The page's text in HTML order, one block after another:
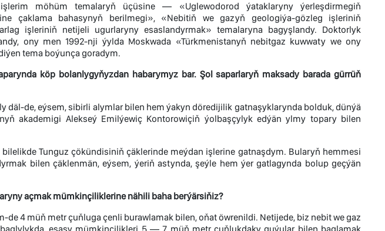
möhüm temalaryň üçüsine — «Uglewodorod ýataklaryny ýerleşdirmegiň
çaklama bahasynyň berilmegi», «Nebitiň we gazyň geologiýa-gözleg işleriniň
işleriniň netijeli ugurlaryny esaslandyrmak» temalaryna bagyşlandy. Doktorlyk
ony men 1992-nji ýylda Moskwada «Türkmenistanyň nebitgaz kuwwaty we ony
tema boýunça goradym.
köp bolanlygyňyzdan habarymyz bar. Şol saparlaryň maksady barada gürrüň
de, eýsem, sibirli alymlar bilen hem ýakyn döredijilik gatnaşyklarynda bolduk, dünýä
akademigi Alekseý Emilýewiç Kontorowiçiň ýolbaşçylyk edýän ylmy topary bilen
Tunguz çökündisiniň çäklerinde meýdan işlerine gatnaşdym. Bularyň hemmesi
bilen çäklenmän, eýsem, ýeriň astynda, şeýle hem ýer gatlagynda bolup geçýän
açmak mümkinçiliklerine nähili baha berýärsiňiz?
4 müň metr çuňluga çenli burawlamak bilen, oňat öwrenildi. Netijede, biz nebit we gaz